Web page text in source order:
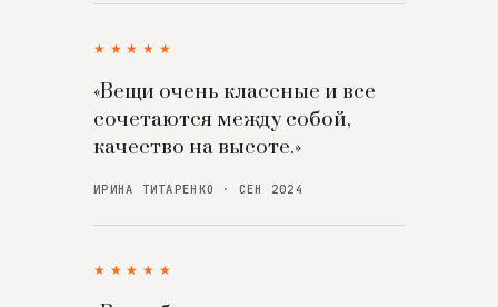
★★★★★
«Вещи очень классные и все
сочетаются между собой,
качество на высоте.»
ИРИНА ТИТАРЕНКО · СЕН 2024
★★★★★